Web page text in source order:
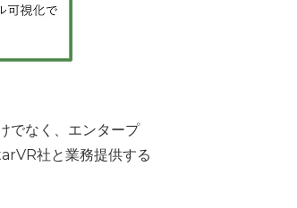
でなく、エンタープ
社と業務提供する